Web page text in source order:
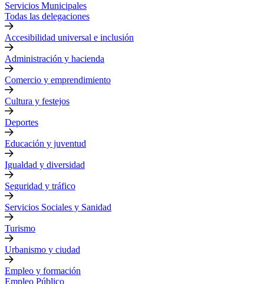
Servicios Municipales
Todas las delegaciones
Accesibilidad universal e inclusión
Administración y hacienda
Comercio y emprendimiento
Cultura y festejos
Deportes
Educación y juventud
Igualdad y diversidad
Seguridad y tráfico
Servicios Sociales y Sanidad
Turismo
Urbanismo y ciudad
Empleo y formación
Empleo Público